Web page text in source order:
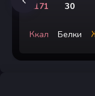
2171
Ккал
30
Белки